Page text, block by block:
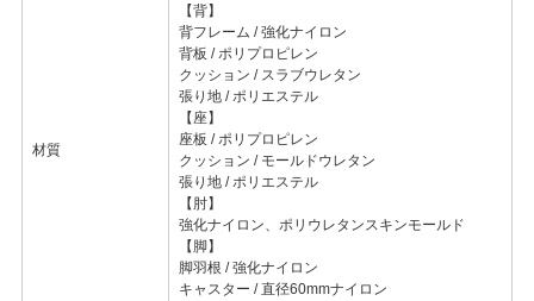
材質
【背】
背フレーム / 強化ナイロン
背板 / ポリプロピレン
クッション / スラブウレタン
張り地 / ポリエステル
【座】
座板 / ポリプロピレン
クッション / モールドウレタン
張り地 / ポリエステル
【肘】
強化ナイロン、ポリウレタンスキンモールド
【脚】
脚羽根 / 強化ナイロン
キャスター / 直径60mmナイロン